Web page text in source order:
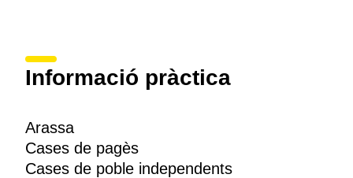
Informació pràctica
Arassa
Cases de pagès
Cases de poble independents